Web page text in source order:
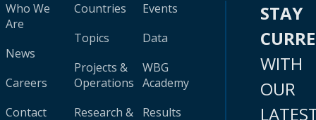
Who We
Are
News
Careers
Contact
Countries
Topics
Projects &
Operations
Research &
Events
Data
WBG
Academy
Results
STAY
WITH
OUR